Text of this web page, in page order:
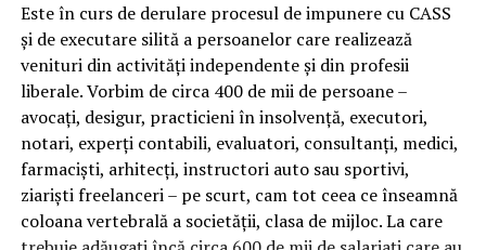
Este în curs de derulare procesul de impunere cu CASS
şi de executare silită a persoanelor care realizează
venituri din activităţi independente şi din profesii
liberale. Vorbim de circa 400 de mii de persoane –
avocaţi, desigur, practicieni în insolvenţă, executori,
notari, experţi contabili, evaluatori, consultanţi, medici,
farmacişti, arhitecţi, instructori auto sau sportivi,
ziarişti freelanceri – pe scurt, cam tot ceea ce înseamnă
coloana vertebrală a societăţii, clasa de mijloc.La care